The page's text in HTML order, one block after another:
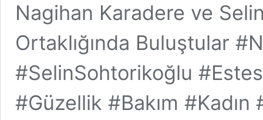
Nagihan Karadere ve
Ortaklığında Buluştular
#SelinSohtorikoğlu
#Güzellik #Bakım